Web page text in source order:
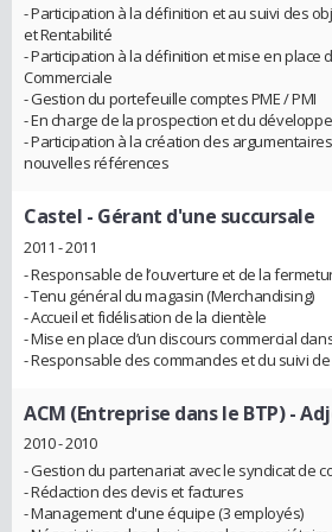
- Participation à la définition et au suivi des
et Rentabilité
- Participation à la définition et mise en place
Commerciale
- Gestion du portefeuille comptes PME / PMI
- En charge de la prospection et du
- Participation à la création des
nouvelles références
Castel - Gérant d'une succursale
2011 - 2011
- Responsable de l’ouverture et de la
- Tenu général du magasin (Merchandising)
- Accueil et fidélisation de la clientèle
- Mise en place d’un discours commercial
- Responsable des commandes et du suivi
ACM (Entreprise dans le BTP)-
2010 - 2010
- Gestion du partenariat avec le syndicat de
- Rédaction des devis et factures
- Management d'une équipe (3 employés)